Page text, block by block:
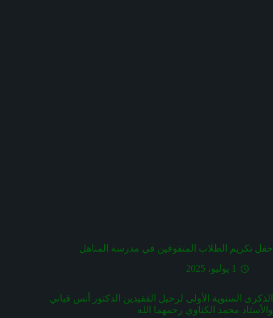
حفل تكريم الطلاب المتفوقين في مدرسة المناهل
1 يوليو، 2025
الذكرى السنوية الأولى لرحيل الفقيدين الدكتور أنس قباني
والأستاذ محمد الكناوي رحمهما الله